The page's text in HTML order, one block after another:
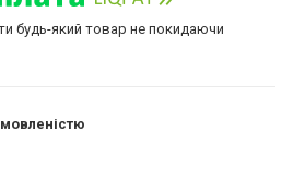
будь-який товар не покидаючи